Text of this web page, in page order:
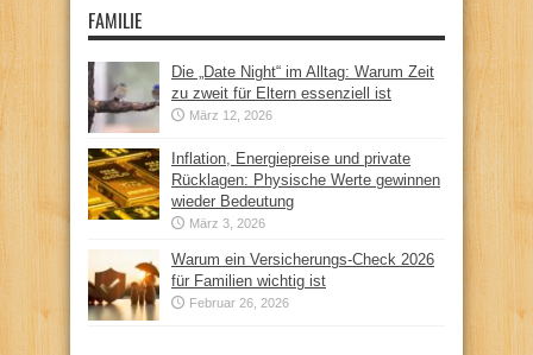
FAMILIE
Die „Date Night“ im Alltag: Warum Zeit
zu zweit für Eltern essenziell ist
März 12, 2026
Inflation, Energiepreise und private
Rücklagen: Physische Werte gewinnen
wieder Bedeutung
März 3, 2026
Warum ein Versicherungs-Check 2026
für Familien wichtig ist
Februar 26, 2026